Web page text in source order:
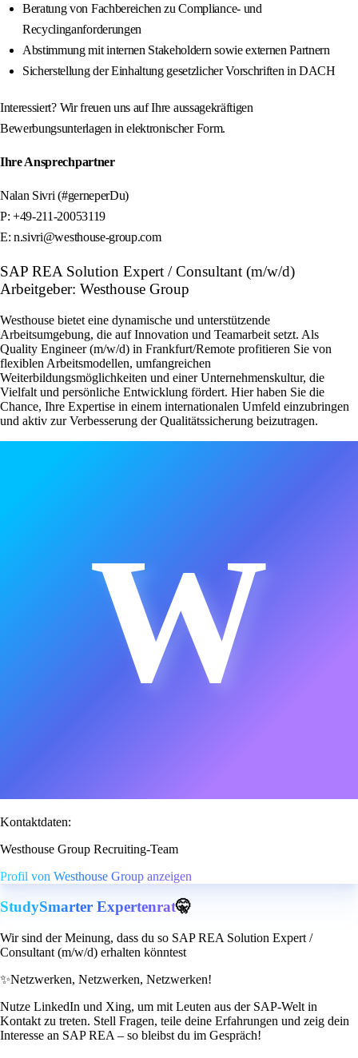
Beratung von Fachbereichen zu Compliance- und
Recyclinganforderungen
Abstimmung mit internen Stakeholdern sowie externen Partnern
Sicherstellung der Einhaltung gesetzlicher Vorschriften in DACH
Interessiert? Wir freuen uns auf Ihre aussagekräftigen
Bewerbungsunterlagen in elektronischer Form.
Ihre Ansprechpartner
Nalan Sivri (#gerneperDu)
P: +49-211-20053119
E: n.sivri@westhouse-group.com
SAP REA Solution Expert / Consultant (m/w/d)
Arbeitgeber: Westhouse Group
Westhouse bietet eine dynamische und unterstützende
Arbeitsumgebung, die auf Innovation und Teamarbeit setzt. Als
Quality Engineer (m/w/d) in Frankfurt/Remote profitieren Sie von
flexiblen Arbeitsmodellen, umfangreichen
Weiterbildungsmöglichkeiten und einer Unternehmenskultur, die
Vielfalt und persönliche Entwicklung fördert. Hier haben Sie die
Chance, Ihre Expertise in einem internationalen Umfeld einzubringen
und aktiv zur Verbesserung der Qualitätssicherung beizutragen.
W
Kontaktdaten:
Westhouse Group Recruiting-Team
Profil von Westhouse Group anzeigen
StudySmarter Expertenrat🤫
Wir sind der Meinung, dass du so SAP REA Solution Expert /
Consultant (m/w/d) erhalten könntest
✨Netzwerken, Netzwerken, Netzwerken!
Nutze LinkedIn und Xing, um mit Leuten aus der SAP-Welt in
Kontakt zu treten. Stell Fragen, teile deine Erfahrungen und zeig dein
Interesse an SAP REA – so bleibst du im Gespräch!